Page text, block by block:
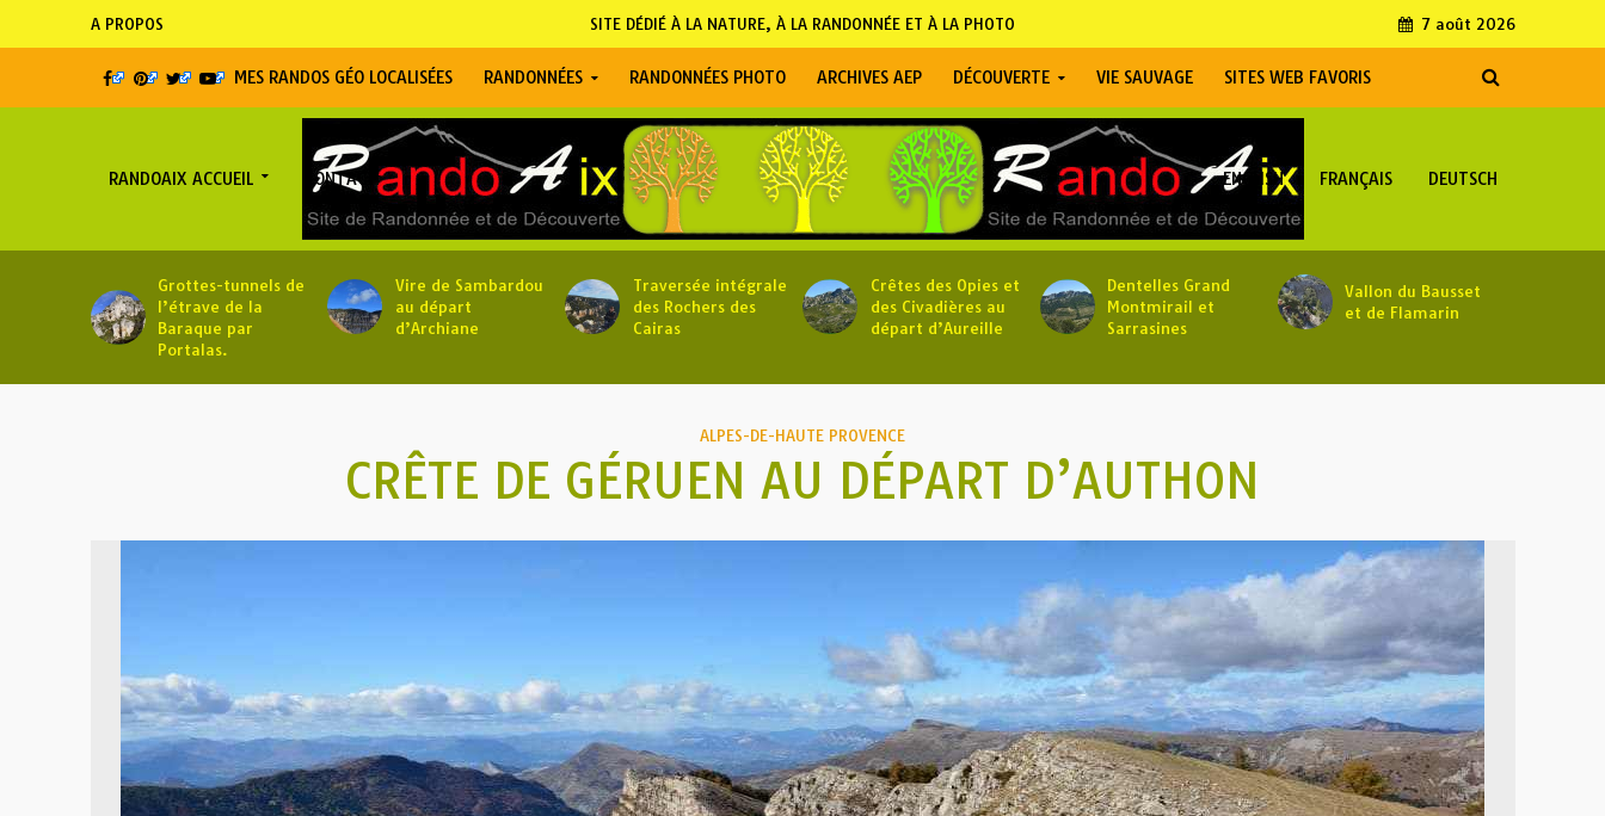
A PROPOS 7 août 2026
SITE DÉDIÉ À LA NATURE, À LA RANDONNÉE ET À LA PHOTO
MES RANDOS GÉO LOCALISÉES RANDONNÉES RANDONNÉES PHOTO ARCHIVES AEP DÉCOUVERTE VIE SAUVAGE SITES WEB FAVORIS
RANDOAIX ACCUEIL CONTACT ENGLISH FRANÇAIS DEUTSCH
Grottes-tunnels de
l’étrave de la
Baraque par
Portalas.
Vire de Sambardou
au départ
d’Archiane
Traversée intégrale
des Rochers des
Cairas
Crêtes des Opies et
des Civadières au
départ d’Aureille
Dentelles Grand
Montmirail et
Sarrasines
Vallon du Bausset
et de Flamarin
ALPES-DE-HAUTE PROVENCE
CRÊTE DE GÉRUEN AU DÉPART D’AUTHON